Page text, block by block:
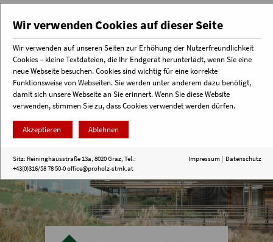
Menü
Wir verwenden Cookies auf dieser Seite
Wir verwenden auf unseren Seiten zur Erhöhung der Nutzerfreundlichkeit
Cookies – kleine Textdateien, die Ihr Endgerät herunterlädt, wenn Sie eine
neue Webseite besuchen. Cookies sind wichtig für eine korrekte
Funktionsweise von Webseiten. Sie werden unter anderem dazu benötigt,
damit sich unsere Webseite an Sie erinnert. Wenn Sie diese Website
verwenden, stimmen Sie zu, dass Cookies verwendet werden dürfen.
Akzeptieren Ablehnen
Sitz: Reininghausstraße 13a, 8020 Graz, Tel.:
+43(0)316/58 78 50-0office@proholz-stmk.at
Impressum| Datenschutz